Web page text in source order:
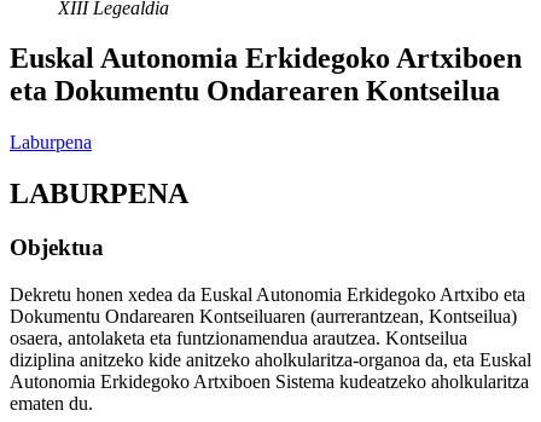
XIII Legealdia
Euskal Autonomia Erkidegoko Artxiboen
eta Dokumentu Ondarearen Kontseilua
Laburpena
LABURPENA
Objektua
Dekretu honen xedea da Euskal Autonomia Erkidegoko Artxibo eta
Dokumentu Ondarearen Kontseiluaren (aurrerantzean, Kontseilua)
osaera, antolaketa eta funtzionamendua arautzea. Kontseilua
diziplina anitzeko kide anitzeko aholkularitza-organoa da, eta Euskal
Autonomia Erkidegoko Artxiboen Sistema kudeatzeko aholkularitza
ematen du.